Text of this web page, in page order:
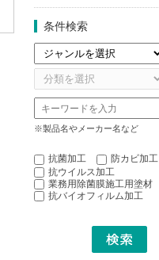
条件検索
※製品名やメーカー名など
抗菌加工
防カビ加工
抗ウイルス加工
業務用除菌膜施工用塗材
抗バイオフィルム加工